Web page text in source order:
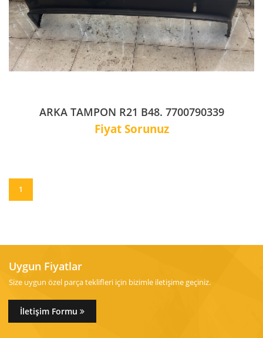
ARKA TAMPON R21 B48. 7700790339
Fiyat Sorunuz
1
Uygun Fiyatlar
Size uygun özel parça teklifleri için bizimle iletişime geçiniz.
İletişim Formu